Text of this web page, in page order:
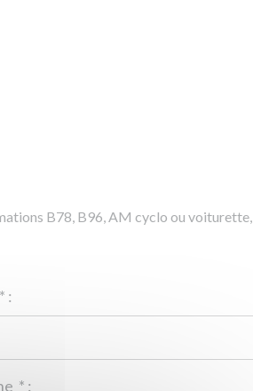
B78, B96, AM cyclo ou voiturette,
* :
* :